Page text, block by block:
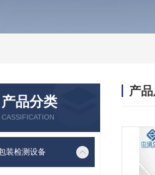
产品分类
CASSIFICATION
装检测设备
产